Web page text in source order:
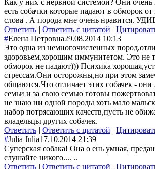
есть собачки которые падают в обморок
слова . А порода мне очень нравится.
Ответить | Ответить с цитатой |
#Елена Петровна29.08.2014 10:13
Это одна из немногочисленных
здоровьем,хорошим иммунитетом. Это не
обморок не падают))) Психика
стрессам.Они осторожны,но при этом
общаются.Что отличает этих собачек - они
семьи и за свою семью готовы
не знаю ни одной породы хоть мало
набор потрясающих качеств,пусть не
владельцы других собачек.
Ответить | Ответить с цитатой |
#Julia Julia17.10.2014 21:39
Суперская собака! Она о ень умная,
слушайте никого.... ..
Ответить | Ответить с цитатой |